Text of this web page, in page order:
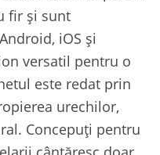
fir și sunt
iOS și
versatil pentru o
este redat prin
urechilor,
Concepuți pentru